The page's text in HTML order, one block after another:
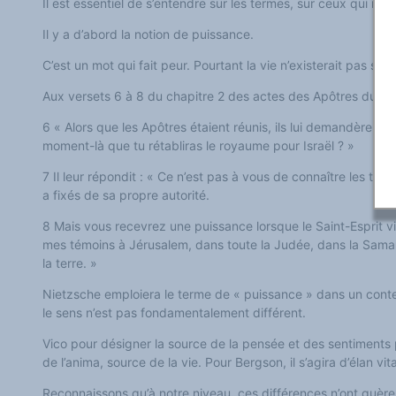
Il est essentiel de s’entendre sur les termes, sur ceux qui
Il y a d’abord la notion de puissance.
C’est un mot qui fait peur. Pourtant la vie n’existerait pas
Aux versets 6 à 8 du chapitre 2 des actes des Apôtres du
6 « Alors que les Apôtres étaient réunis, ils lui demandèrent :
moment-là que tu rétabliras le royaume pour Israël ? »
7 Il leur répondit : « Ce n’est pas à vous de connaître les
a fixés de sa propre autorité.
8 Mais vous recevrez une puissance lorsque le Saint-Esprit
mes témoins à Jérusalem, dans toute la Judée, dans la
la terre. »
Nietzsche emploiera le terme de « puissance » dans un
le sens n’est pas fondamentalement différent.
Vico pour désigner la source de la pensée et des sentiments
de l’anima, source de la vie. Pour Bergson, il s’agira d’élan
Reconnaissons qu’à notre niveau, ces différences n’ont